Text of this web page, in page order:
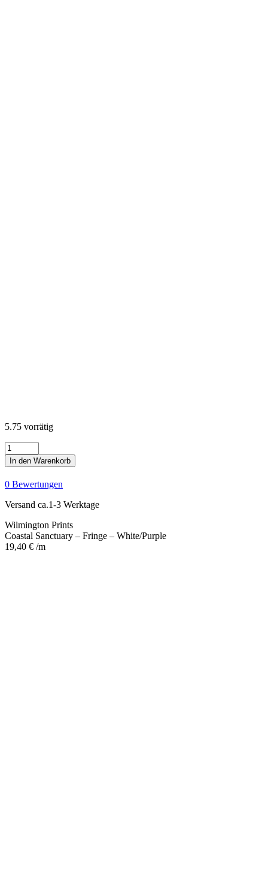
5.75 vorrätig
Coastal
Sanctuary
-
Fringe
-
White/Purple
Menge
In den Warenkorb
0 Bewertungen
Versand ca.1-3 Werktage
Wilmington Prints
Coastal Sanctuary – Fringe – White/Purple
19,40 € /m